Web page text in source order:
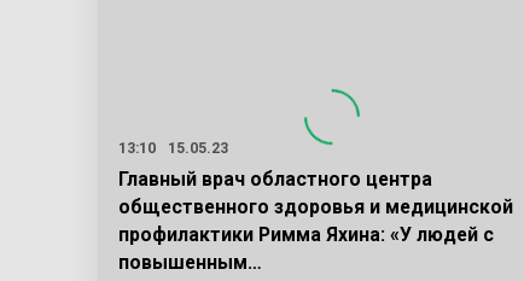
13:10 15.05.23
Главный врач областного центра
общественного здоровья и медицинской
профилактики Римма Яхина: «У людей с
повышенным…